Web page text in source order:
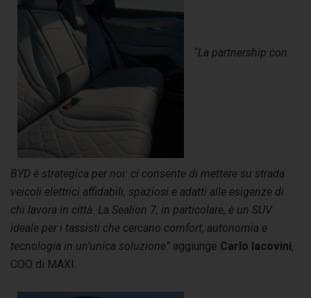
“La partnership con
BYD è strategica per noi: ci consente di mettere su strada
veicoli elettrici affidabili, spaziosi e adatti alle esigenze di
chi lavora in città. La Sealion 7, in particolare, è un SUV
ideale per i tassisti che cercano comfort, autonomia e
tecnologia in un’unica soluzione” aggiunge Carlo Iacovini,
COO di MAXI.